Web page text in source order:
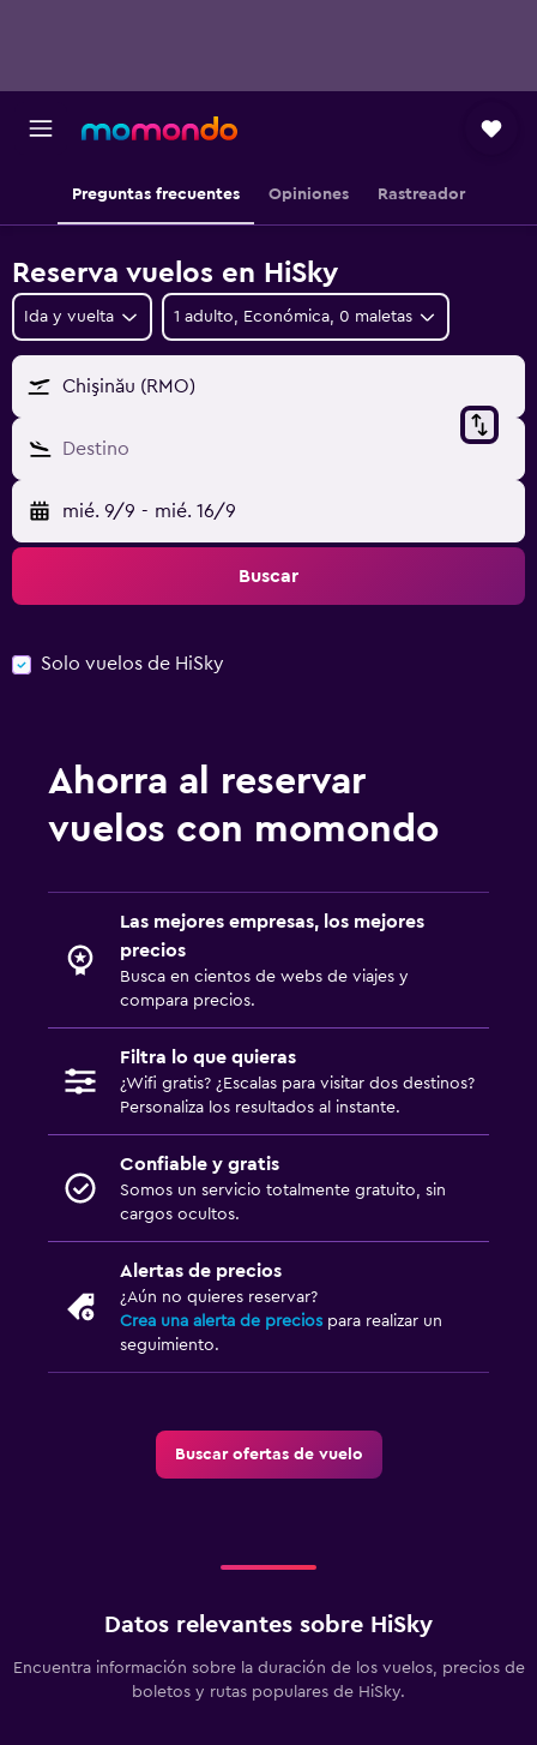
Preguntas frecuentes Opiniones Rastreador
Reserva vuelos en HiSky
Ida y vuelta 1 adulto, Económica, 0 maletas
Chişinău (RMO)
Destino
mié. 9/9 - mié. 16/9
Buscar
Solo vuelos de HiSky
Ahorra al reservar
vuelos con momondo
Las mejores empresas, los mejores
precios
Busca en cientos de webs de viajes y
compara precios.
Filtra lo que quieras
¿Wifi gratis? ¿Escalas para visitar dos destinos?
Personaliza los resultados al instante.
Confiable y gratis
Somos un servicio totalmente gratuito, sin
cargos ocultos.
Alertas de precios
¿Aún no quieres reservar?
Crea una alerta de precios para realizar un
seguimiento.
Buscar ofertas de vuelo
Datos relevantes sobre HiSky
Encuentra información sobre la duración de los vuelos, precios de
boletos y rutas populares de HiSky.